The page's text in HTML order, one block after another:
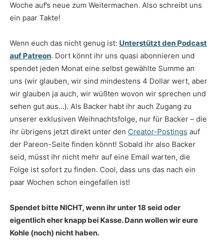
Woche auf’s neue zum Weitermachen. Also schreibt uns
ein paar Takte!
Wenn euch das nicht genug ist: Unterstützt den Podcast
auf Patreon. Dort könnt ihr uns quasi abonnieren und
spendet jeden Monat eine selbst gewählte Summe an
uns (wir glauben, wir sind mindestens 4 Dollar wert, aber
wir glauben ja auch, wir wüßten wovon wir sprechen und
sehen gut aus…). Als Backer habt ihr auch Zugang zu
unserer exklusiven Weihnachtsfolge, nur für Backer – die
ihr übrigens jetzt direkt unter den Creator-Postings auf
der Pareon-Seite finden könnt! Sobald ihr also Backer
seid, müsst ihr nicht mehr auf eine Email warten, die
Folge ist sofort zu finden. Cool, dass uns das nach ein
paar Wochen schon eingefallen ist!
Spendet bitte NICHT, wenn ihr unter 18 seid oder
eigentlich eher knapp bei Kasse. Dann wollen wir eure
Kohle (noch) nicht haben.